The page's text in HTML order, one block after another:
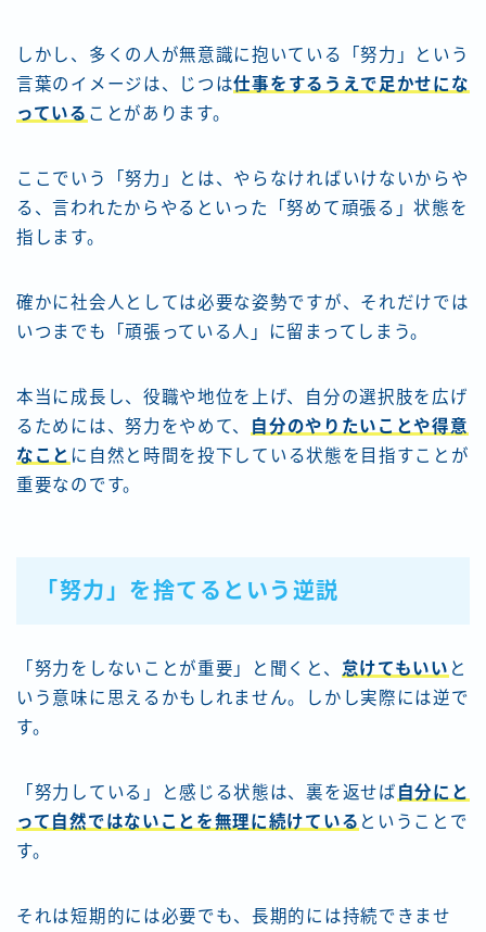
しかし、多くの人が無意識に抱いている「努力」という
言葉のイメージは、じつは仕事をするうえで足かせにな
っている ことがあります。
ここでいう「努力」とは、やらなければいけないからや
る、言われたからやるといった「努めて頑張る」状態を
指します。
確かに社会人としては必要な姿勢ですが、それだけでは
いつまでも「頑張っている人」に留まってしまう。
本当に成長し、役職や地位を上げ、自分の選択肢を広げ
るためには、努力をやめて、
自分のやりたいことや得意
なこと に自然と時間を投下している状態を目指すことが
重要なのです。
「努力」を捨てるという逆説
「努力をしないことが重要」と聞くと、 怠けてもいい と
いう意味に思えるかもしれません。しかし実際には逆で
す。
「努力している」と感じる状態は、裏を返せば 自分にと
って自然ではないことを無理に続けている ということで
す。
それは短期的には必要でも、長期的には持続できませ